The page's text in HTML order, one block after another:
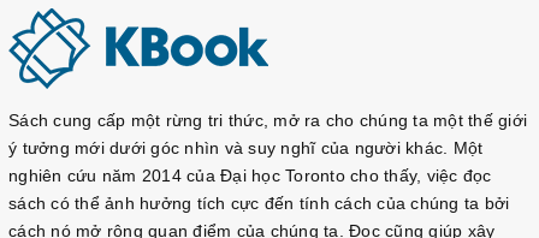
Sách cung cấp một rừng tri thức, mở ra cho chúng ta một thế giới
ý tưởng mới dưới góc nhìn và suy nghĩ của người khác. Một
nghiên cứu năm 2014 của Đại học Toronto cho thấy, việc đọc
sách có thể ảnh hưởng tích cực đến tính cách của chúng ta bởi
cách nó mở rộng quan điểm của chúng ta. Đọc cũng giúp xây